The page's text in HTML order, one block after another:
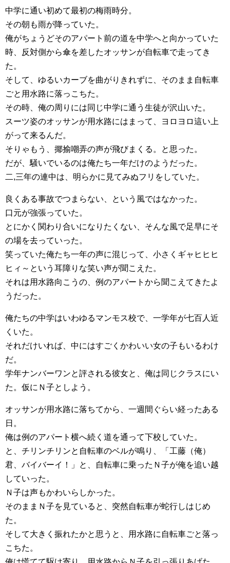
中学に通い初めて最初の梅雨時分。
その朝も雨が降っていた。
俺がちょうどそのアパート前の道を中学へと向かっていた
時、反対側から傘を差したオッサンが自転車で走ってき
た。
そして、ゆるいカーブを曲がりきれずに、そのまま自転車
ごと用水路に落っこちた。
その時、俺の周りには同じ中学に通う生徒が沢山いた。
スーツ姿のオッサンが用水路にはまって、ヨロヨロ這い上
がって来るんだ。
そりゃもう、揶揄嘲弄の声が飛びまくる。と思った。
だが、騒いでいるのは俺たち一年だけのようだった。
二,三年の連中は、明らかに見てみぬフリをしていた。
良くある事故でつまらない、という風ではなかった。
口元が強張っていた。
とにかく関わり合いになりたくない、そんな風で足早にそ
の場を去っていった。
笑っていた俺たち一年の声に混じって、小さくギャヒヒヒ
ヒィ～という耳障りな笑い声が聞こえた。
それは用水路向こうの、例のアパートから聞こえてきたよ
うだった。
俺たちの中学はいわゆるマンモス校で、一学年が七百人近
くいた。
それだけいれば、中にはすごくかわいい女の子もいるわけ
だ。
学年ナンバーワンと評される彼女と、俺は同じクラスにい
た。仮にＮ子としよう。
オッサンが用水路に落ちてから、一週間ぐらい経ったある
日。
俺は例のアパート横へ続く道を通って下校していた。
と、チリンチリンと自転車のベルが鳴り、「工藤（俺）
君、バイバーイ！」と、自転車に乗ったＮ子が俺を追い越
していった。
Ｎ子は声もかわいらしかった。
そのままＮ子を見ていると、突然自転車が蛇行しはじめ
た。
そして大きく振れたかと思うと、用水路に自転車ごと落っ
こちた。